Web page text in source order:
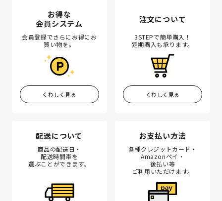
お得な
会員システム
会員登録でさらにお得にお
買い物を。
くわしく見る
注文について
3STEPで簡単購入！
定期購入も承ります。
くわしく見る
配送について
商品の配送日・
配送時間帯を
選ぶことができます。
お支払い方法
各種クレジットカード・
Amazonペイ・
後払い等
ご利用いただけます。